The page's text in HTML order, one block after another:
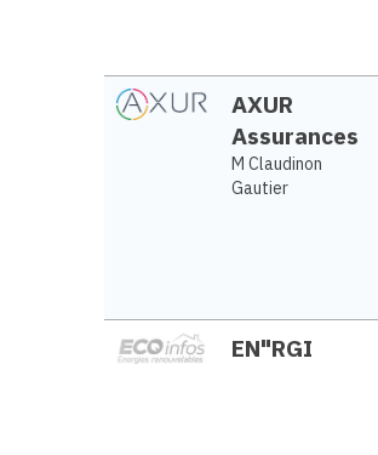
AXUR
Assurances
M Claudinon
Gautier
EN"RGI